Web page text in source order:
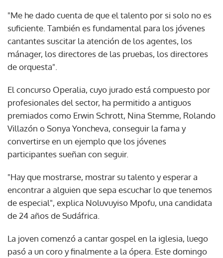
"Me he dado cuenta de que el talento por si solo no es
suficiente. También es fundamental para los jóvenes
cantantes suscitar la atención de los agentes, los
mánager, los directores de las pruebas, los directores
de orquesta".
El concurso Operalia, cuyo jurado está compuesto por
profesionales del sector, ha permitido a antiguos
premiados como Erwin Schrott, Nina Stemme, Rolando
Villazón o Sonya Yoncheva, conseguir la fama y
convertirse en un ejemplo que los jóvenes
participantes sueñan con seguir.
"Hay que mostrarse, mostrar su talento y esperar a
encontrar a alguien que sepa escuchar lo que tenemos
de especial", explica Noluvuyiso Mpofu, una candidata
de 24 años de Sudáfrica.
La joven comenzó a cantar gospel en la iglesia, luego
pasó a un coro y finalmente a la ópera. Este domingo